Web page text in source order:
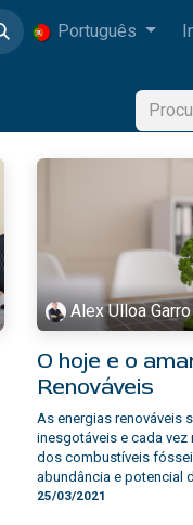
Português
Alex Ulloa Garro
O hoje e o
Renováveis
As energias renováveis
inesgotáveis e cada
dos combustíveis
abundância e potencial
25/03/2021